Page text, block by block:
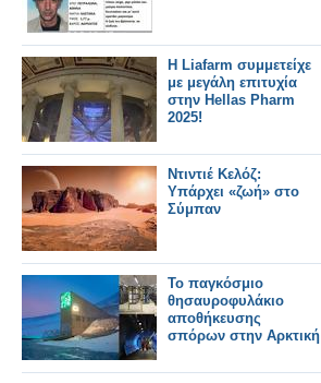
H Liafarm συμμετείχε
με μεγάλη επιτυχία
στην Hellas Pharm
2025!
Ντιντιέ Κελόζ:
Υπάρχει «ζωή» στο
Σύμπαν
Το παγκόσμιο
θησαυροφυλάκιο
αποθήκευσης
σπόρων στην Αρκτική